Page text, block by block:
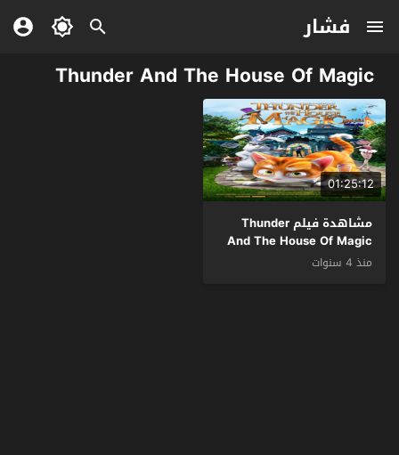
فشار
Thunder And The House Of Magic
01:25:12
مشاهدة فيلم Thunder
And The House Of Magic
2013 مترجم
منذ 4 سنوات